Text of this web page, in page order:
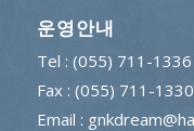
운영안내
Tel : (055) 711-1336
Fax : (055) 711-1330
Email :